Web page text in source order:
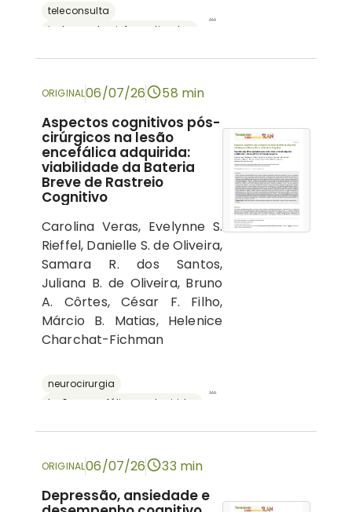
teleconsulta
instrumentos informatizados
avaliação neuropsicológica
...
ORIGINAL06/07/26 58 min
Aspectos cognitivos pós-
cirúrgicos na lesão
encefálica adquirida:
viabilidade da Bateria
Breve de Rastreio
Cognitivo
Carolina Veras, Evelynne S.
Rieffel, Danielle S. de Oliveira,
Samara R. dos Santos,
Juliana B. de Oliveira, Bruno
A. Côrtes, César F. Filho,
Márcio B. Matias, Helenice
Charchat-Fichman
neurocirurgia
bateria breve de rastreio cognitivo
...
ORIGINAL06/07/26 33 min
Depressão, ansiedade e